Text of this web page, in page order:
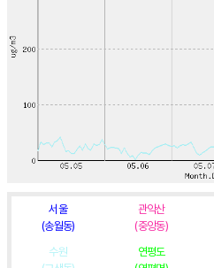
서울
(송월동)
관악산
(중앙동)
수원
연평도